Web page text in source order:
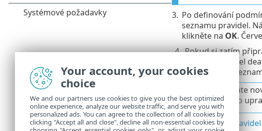
3. Po definování
seznamu pravidel.
klikněte na OK.
4. Pokud si zatím
aplikaci pravidel
pole přímo v
Pokud přidáte
nových nebo
V částiPříklady pravidel
Your account, your cookies
choice
We and our partners use cookies to give you the best optimized
online experience, analyze our website traffic, and serve you with
personalized ads. You can agree to the collection of all cookies by
clicking "Accept all and close", decline all non-essential cookies by